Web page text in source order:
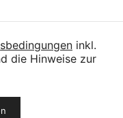
inkl.
die Hinweise zur